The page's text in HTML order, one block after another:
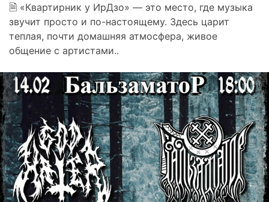
🗎 «Квартирник у ИрДзо» — это место, где музыка
звучит просто и по-настоящему. Здесь царит
теплая, почти домашняя атмосфера, живое
общение с артистами..